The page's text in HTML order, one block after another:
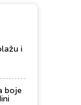
i
boje